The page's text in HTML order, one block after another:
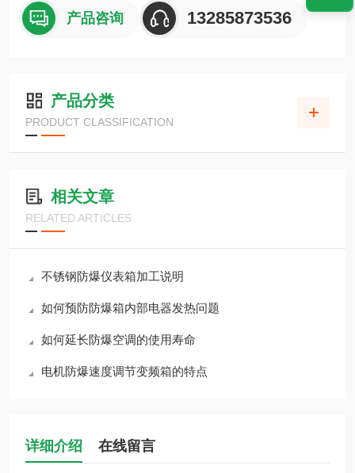
产品咨询 13285873536
产品分类
PRODUCT CLASSIFICATION
相关文章
RELATED ARTICLES
不锈钢防爆仪表箱加工说明
如何预防防爆箱内部电器发热问题
如何延长防爆空调的使用寿命
电机防爆速度调节变频箱的特点
详细介绍 在线留言